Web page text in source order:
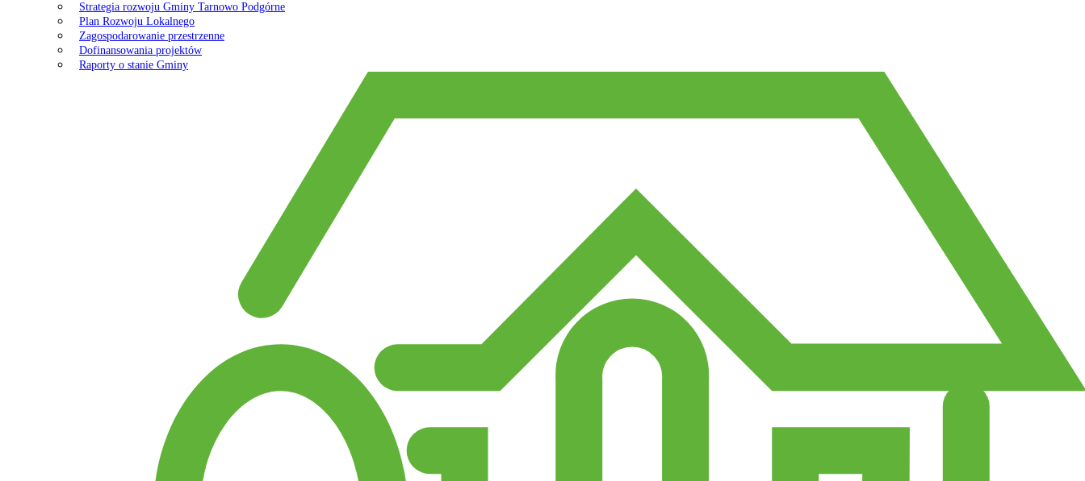
Strategia rozwoju Gminy Tarnowo Podgórne
Plan Rozwoju Lokalnego
Zagospodarowanie przestrzenne
Dofinansowania projektów
Raporty o stanie Gminy